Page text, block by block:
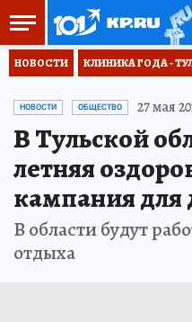
НОВОСТИ КЛИНИКА ГОДА -
НОВОСТИ ОБЩЕСТВО 27 мая
В Тульской
летняя
кампания для
В области будут
отдыха